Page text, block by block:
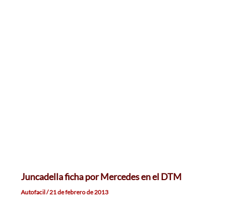
Juncadella ficha por Mercedes en el DTM
Autofacil/21 de febrero de 2013